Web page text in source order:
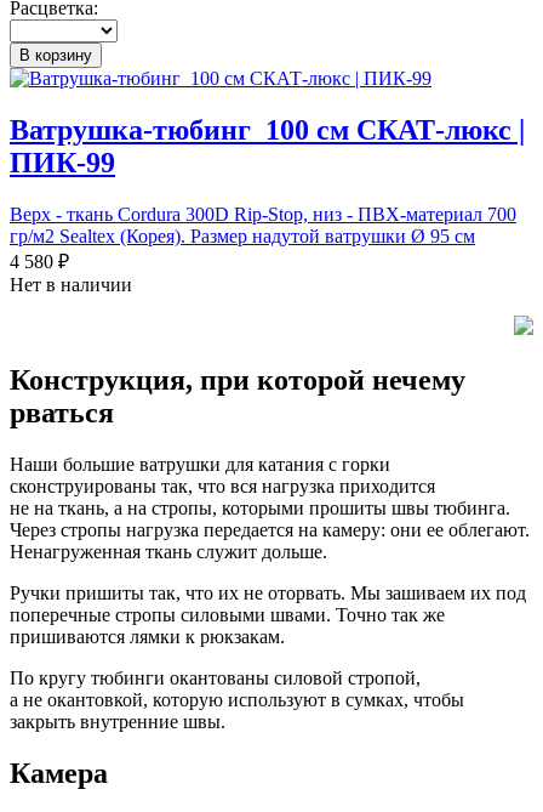
Расцветка:
В корзину
Ватрушка-тюбинг_100 см СКАТ-люкс |
ПИК-99
Верх - ткань Cordura 300D Rip-Stop, низ - ПВХ-материал 700
гр/м2 Sealtex (Корея). Размер надутой ватрушки Ø 95 см
4 580 ₽
Нет в наличии
Конструкция, при которой нечему
рваться
Наши большие ватрушки для катания с горки
сконструированы так, что вся нагрузка приходится
не на ткань, а на стропы, которыми прошиты швы тюбинга.
Через стропы нагрузка передается на камеру: они ее облегают.
Ненагруженная ткань служит дольше.
Ручки пришиты так, что их не оторвать. Мы зашиваем их под
поперечные стропы силовыми швами. Точно так же
пришиваются лямки к рюкзакам.
По кругу тюбинги окантованы силовой стропой,
а не окантовкой, которую используют в сумках, чтобы
закрыть внутренние швы.
Камера